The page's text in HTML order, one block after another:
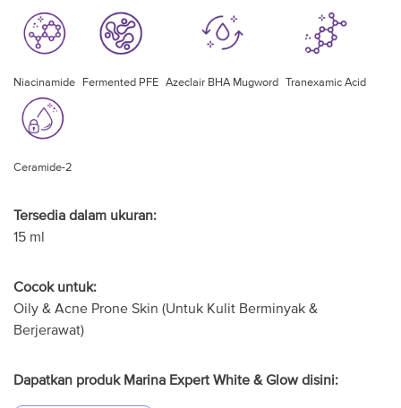
Niacinamide Fermented PFE Azeclair BHA Mugword Tranexamic Acid
Ceramide-2
Tersedia dalam ukuran:
15 ml
Cocok untuk:
Oily & Acne Prone Skin (Untuk Kulit Berminyak &
Berjerawat)
Dapatkan produk Marina Expert White & Glow disini: